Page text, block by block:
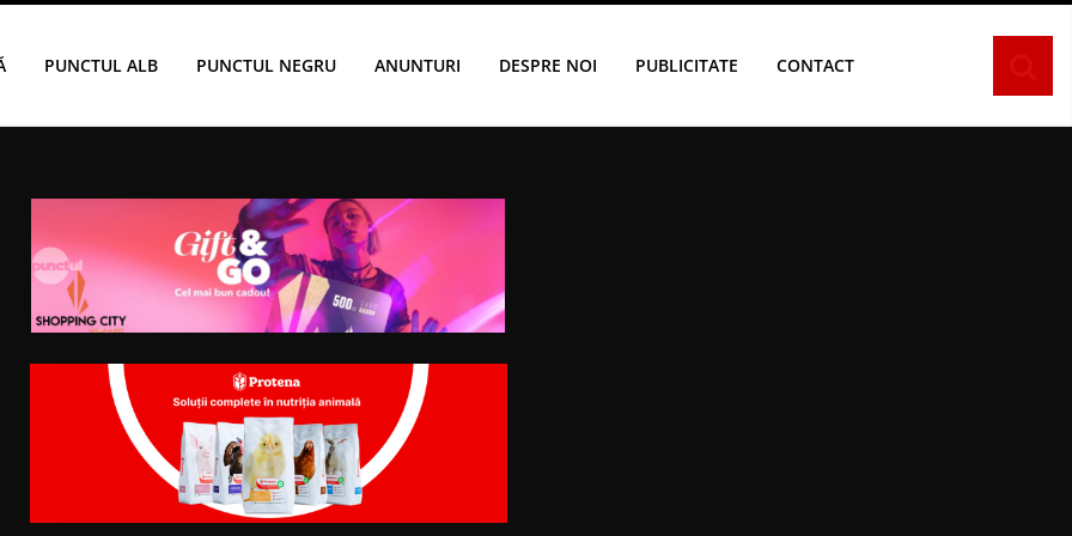
PUNCTUL ALB PUNCTUL NEGRU ANUNTURI DESPRE NOI PUBLICITATE CONTACT